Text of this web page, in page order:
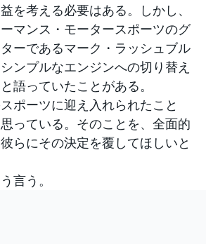
を考える必要はある。しかし、
マンス・モータースポーツのグ
ーであるマーク・ラッシュブル
ンプルなエンジンへの切り替え
語っていたことがある。
ポーツに迎え入れられたこと
っている。そのことを、全面的
らにその決定を覆してほしいと
言う。